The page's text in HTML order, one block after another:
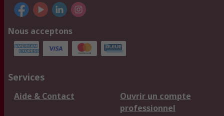
Nous acceptons
Services
Aide & Contact
Ouvrir un compte
professionnel